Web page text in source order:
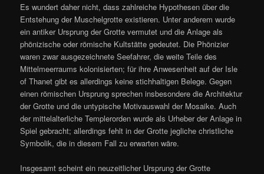
Es wundert daher nicht, dass zahlreiche Hypothesen über die
Entstehung der Muschelgrotte existieren. Unter anderem wurde
ein antiker Ursprung der Grotte vermutet und die Anlage als
phönizische oder römische Kultstätte gedeutet. Die Phönizier
waren zwar ausgezeichnete Seefahrer, die weite Teile des
Mittelmeerraums kolonisierten; für ihre Anwesenheit auf der Isle
of Thanet gibt es allerdings keine stichhaltigen Belege. Gegen
einen römischen Ursprung sprechen insbesondere die Architektur
der Grotte und die untypische Motivauswahl der Mosaike. Auch
der mittelalterliche Templerorden wurde als Urheber der Anlage in
Spiel gebracht; allerdings fehlt in der Grotte jegliche christliche
Symbolik, die in diesem Fall zu erwarten wäre.
Insgesamt scheint ein neuzeitlicher Ursprung der Grotte